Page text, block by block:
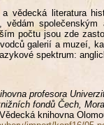
a vědecká literatura
vědám
počtu jsou zde
galerií a muzeí,
spektrum:
profesora
fondů Čech,
knihovna